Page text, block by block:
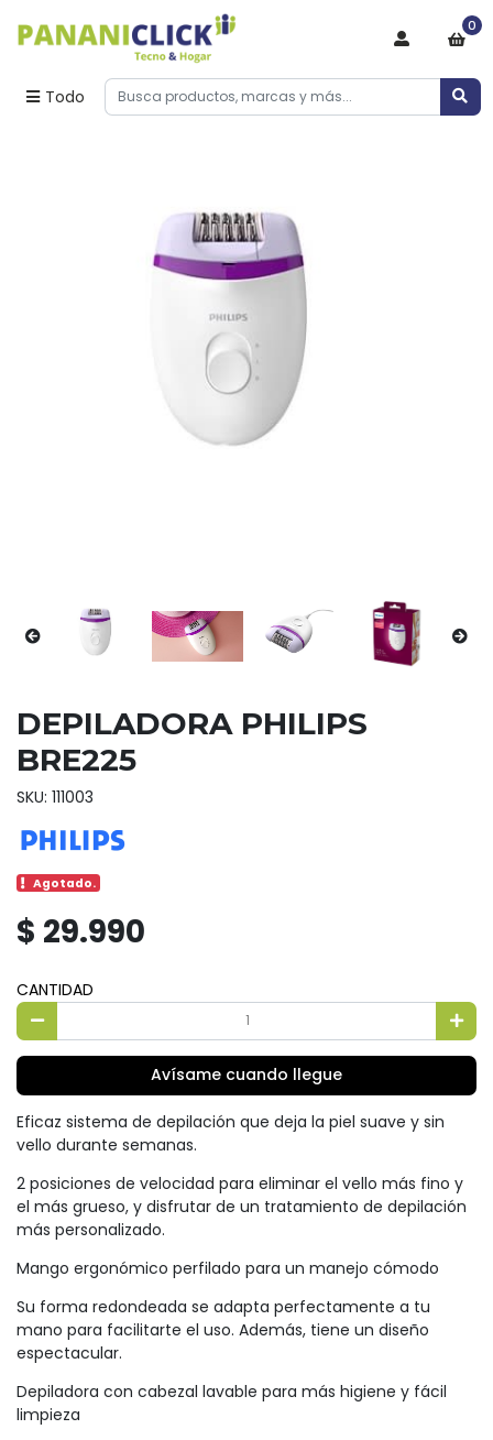
Todo
0
DEPILADORA PHILIPS
BRE225
SKU: 111003
Agotado.
$ 29.990
CANTIDAD
Avísame cuando llegue
Eficaz sistema de depilación que deja la piel suave y sin
vello durante semanas.
2 posiciones de velocidad para eliminar el vello más fino y
el más grueso, y disfrutar de un tratamiento de depilación
más personalizado.
Mango ergonómico perfilado para un manejo cómodo
Su forma redondeada se adapta perfectamente a tu
mano para facilitarte el uso. Además, tiene un diseño
espectacular.
Depiladora con cabezal lavable para más higiene y fácil
limpieza